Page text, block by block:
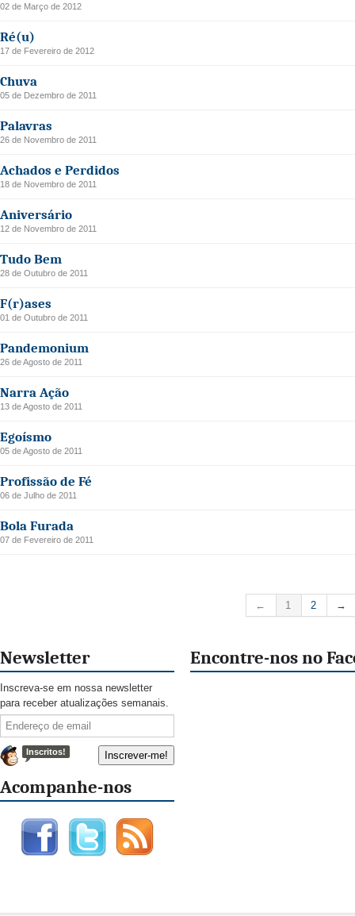
02 de Março de 2012
Ré(u)
17 de Fevereiro de 2012
Chuva
05 de Dezembro de 2011
Palavras
26 de Novembro de 2011
Achados e Perdidos
18 de Novembro de 2011
Aniversário
12 de Novembro de 2011
Tudo Bem
28 de Outubro de 2011
F(r)ases
01 de Outubro de 2011
Pandemonium
26 de Agosto de 2011
Narra Ação
13 de Agosto de 2011
Egoísmo
05 de Agosto de 2011
Profissão de Fé
06 de Julho de 2011
Bola Furada
07 de Fevereiro de 2011
← 1 2 →
Newsletter
Inscreva-se em nossa newsletter
para receber atualizações semanais.
Inscritos!
Acompanhe-nos
Encontre-nos no